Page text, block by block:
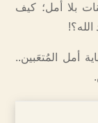
بلا أمل؛ كيف
أمل المُتعَبين..